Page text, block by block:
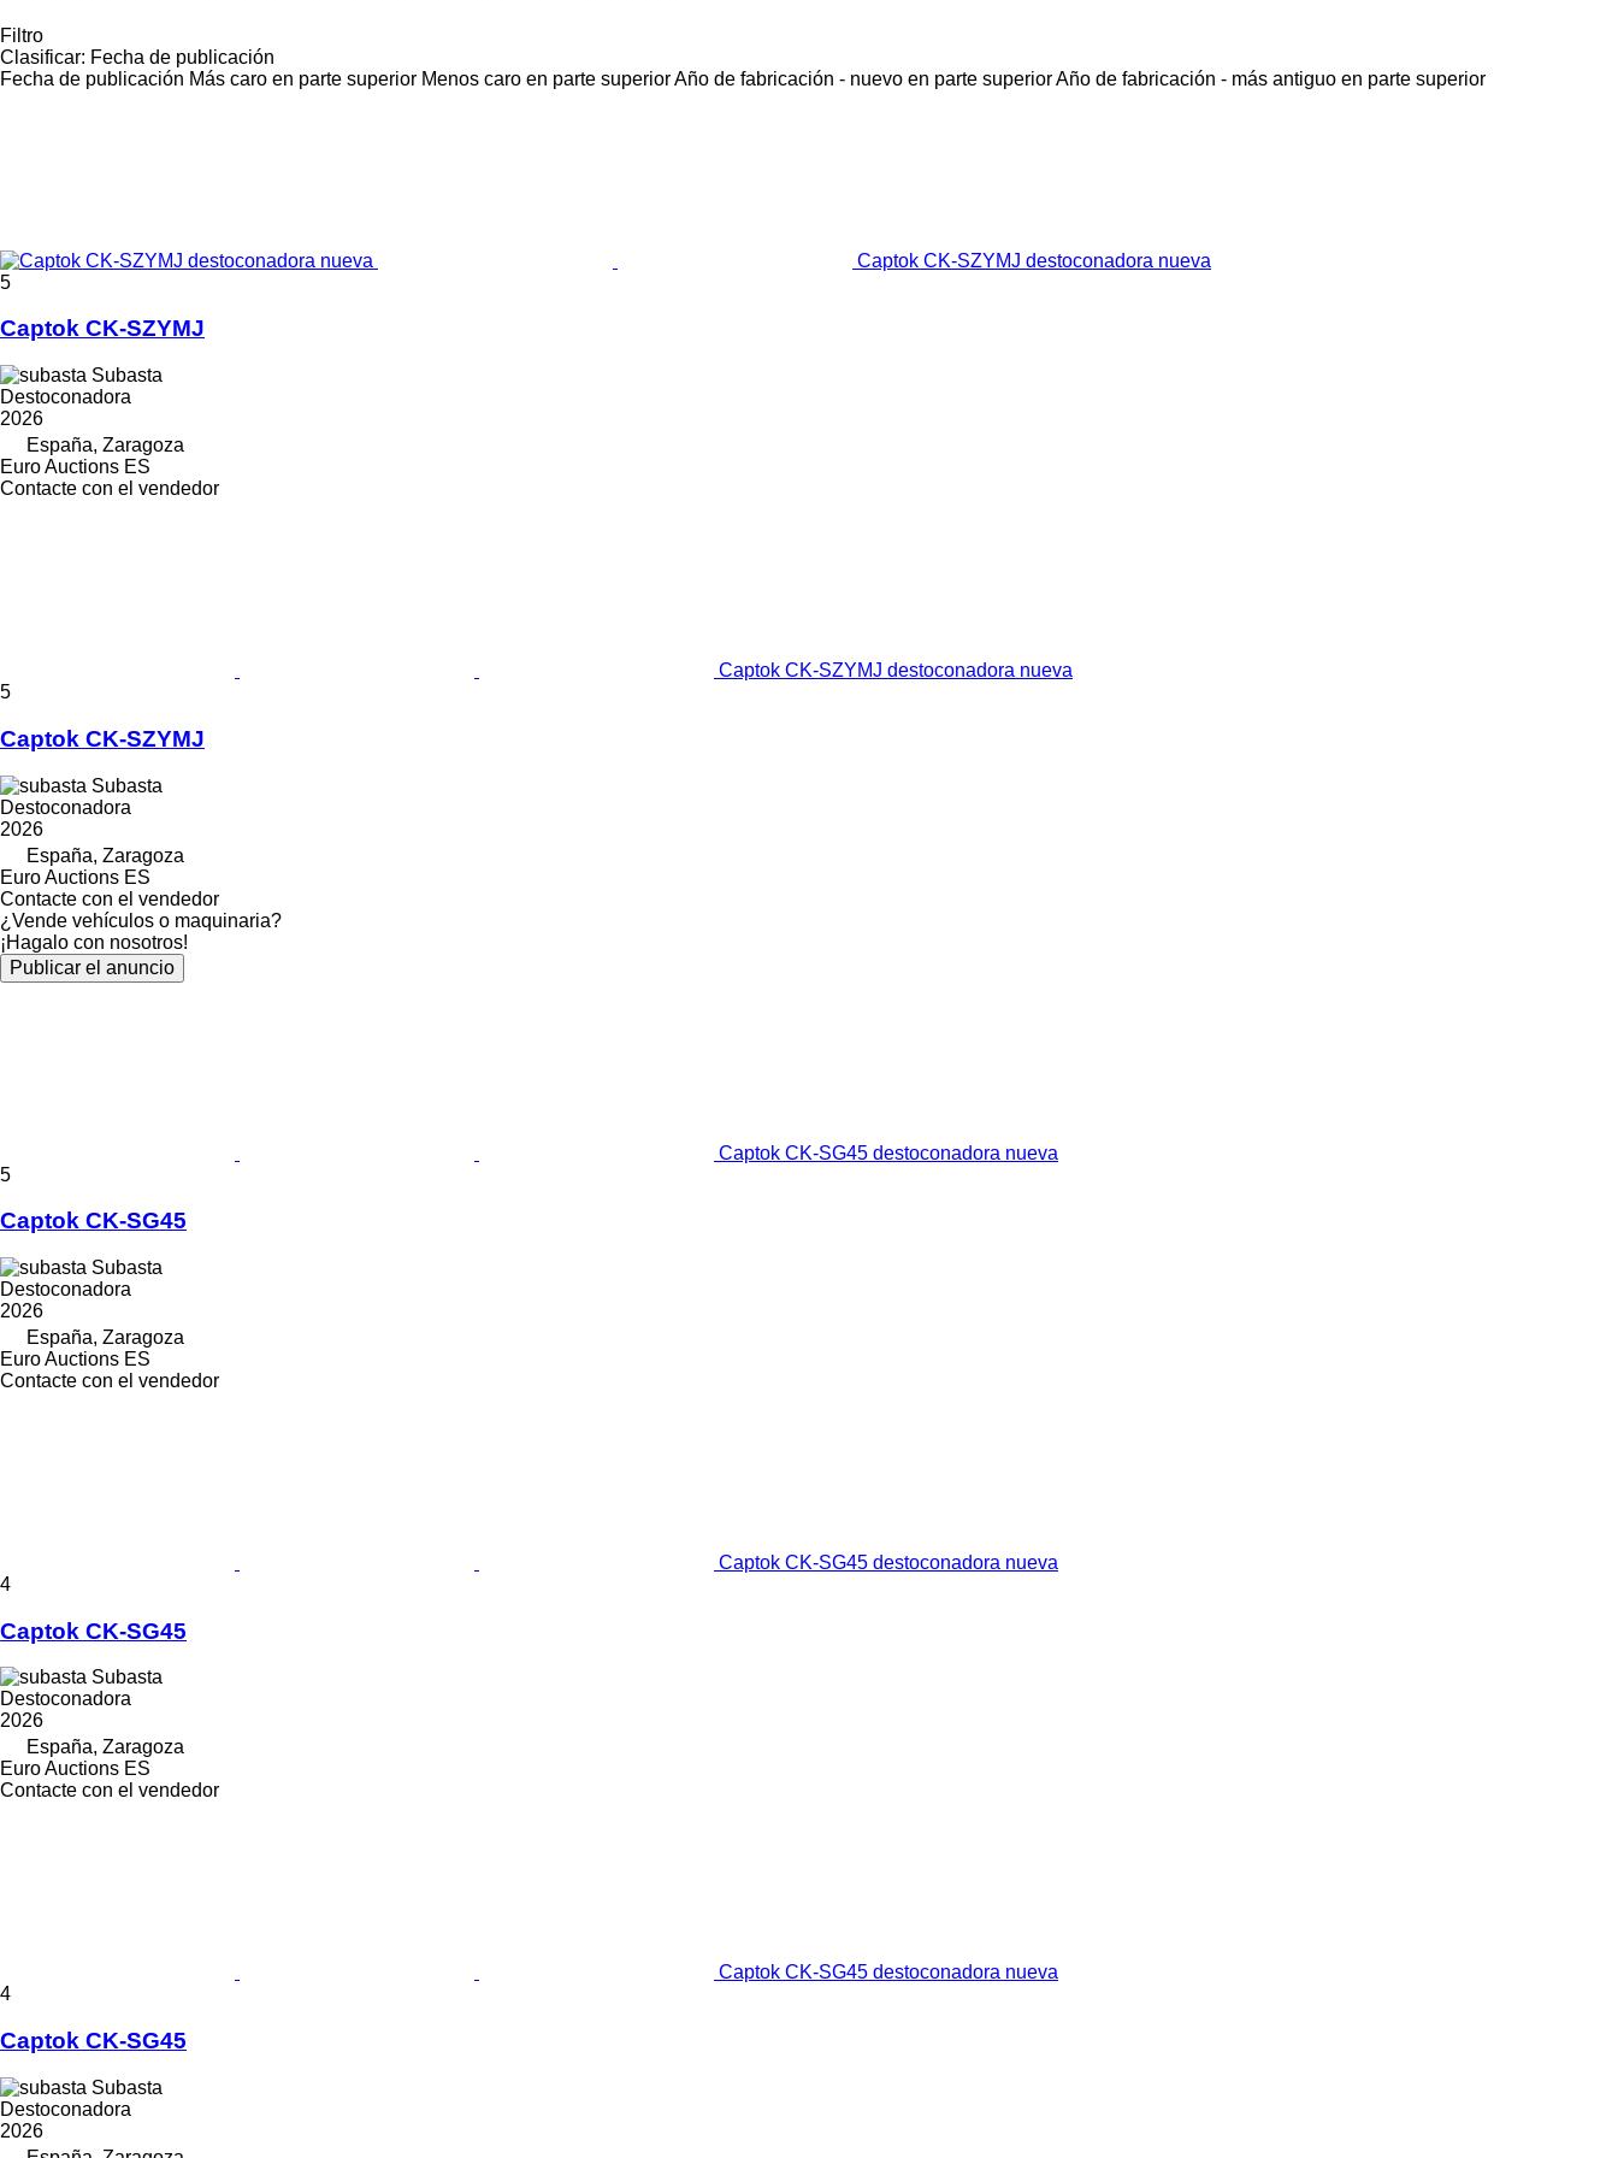
Filtro
Clasificar: Fecha de publicación
Fecha de publicación Más caro en parte superior Menos caro en parte superiorAño de fabricación - nuevo en parte superiorAño de fabricación - más antiguo en parte superior
Captok CK-SZYMJ destoconadora nueva
5
Captok CK-SZYMJ
Subasta
Destoconadora
2026
España, Zaragoza
Euro Auctions ES
Contacte con el vendedor
Captok CK-SZYMJ destoconadora nueva
5
Captok CK-SZYMJ
Subasta
Destoconadora
2026
España, Zaragoza
Euro Auctions ES
Contacte con el vendedor
¿Vende vehículos o maquinaria?
¡Hagalo con nosotros!
Publicar el anuncio
Captok CK-SG45 destoconadora nueva
5
Captok CK-SG45
Subasta
Destoconadora
2026
España, Zaragoza
Euro Auctions ES
Contacte con el vendedor
Captok CK-SG45 destoconadora nueva
4
Captok CK-SG45
Subasta
Destoconadora
2026
España, Zaragoza
Euro Auctions ES
Contacte con el vendedor
Captok CK-SG45 destoconadora nueva
4
Captok CK-SG45
Subasta
Destoconadora
2026